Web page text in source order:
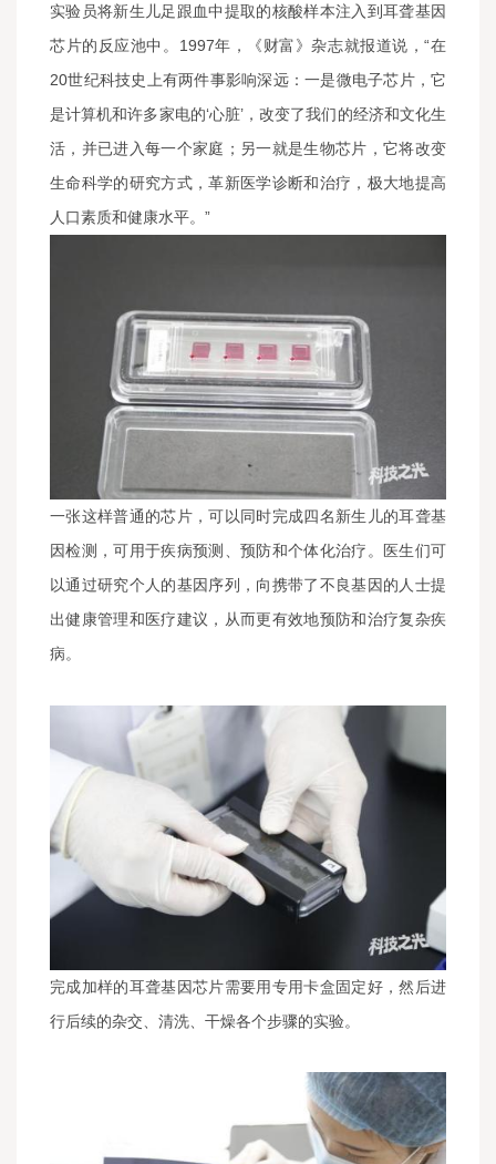
实验员将新生儿足跟血中提取的核酸样本注入到耳聋基因
芯片的反应池中。1997年，《财富》杂志就报道说，“在
20世纪科技史上有两件事影响深远：一是微电子芯片，它
是计算机和许多家电的‘心脏’，改变了我们的经济和文化生
活，并已进入每一个家庭；另一就是生物芯片，它将改变
生命科学的研究方式，革新医学诊断和治疗，极大地提高
人口素质和健康水平。”
一张这样普通的芯片，可以同时完成四名新生儿的耳聋基
因检测，可用于疾病预测、预防和个体化治疗。医生们可
以通过研究个人的基因序列，向携带了不良基因的人士提
出健康管理和医疗建议，从而更有效地预防和治疗复杂疾
病。
完成加样的耳聋基因芯片需要用专用卡盒固定好，然后进
行后续的杂交、清洗、干燥各个步骤的实验。